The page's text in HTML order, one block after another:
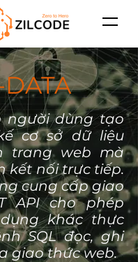
người dùng tạo
cơ sở dữ liệu
trang web mà
kết nối trực tiếp.
cung cấp giao
API cho phép
khác thực
SQL đọc, ghi
giao thức web.